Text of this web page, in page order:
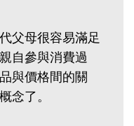
父母很容易滿足
自參與消費過
與價格間的關
念了。